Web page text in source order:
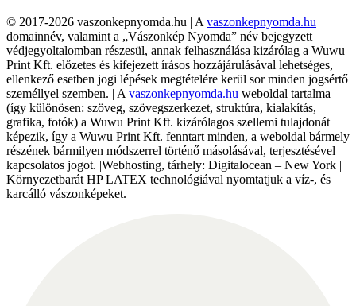
© 2017-2026 vaszonkepnyomda.hu | A vaszonkepnyomda.hu
domainnév, valamint a „Vászonkép Nyomda” név bejegyzett
védjegyoltalomban részesül, annak felhasználása kizárólag a Wuwu
Print Kft. előzetes és kifejezett írásos hozzájárulásával lehetséges,
ellenkező esetben jogi lépések megtételére kerül sor minden jogsértő
személlyel szemben. | A vaszonkepnyomda.hu weboldal tartalma
(így különösen: szöveg, szövegszerkezet, struktúra, kialakítás,
grafika, fotók) a Wuwu Print Kft. kizárólagos szellemi tulajdonát
képezik, így a Wuwu Print Kft. fenntart minden, a weboldal bármely
részének bármilyen módszerrel történő másolásával, terjesztésével
kapcsolatos jogot. |Webhosting, tárhely: Digitalocean – New York |
Környezetbarát HP LATEX technológiával nyomtatjuk a víz-, és
karcálló vászonképeket.